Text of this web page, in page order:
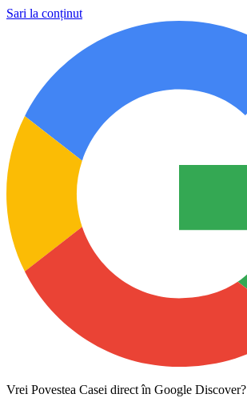
Sari la conținut
Vrei Povestea Casei direct în Google Discover?